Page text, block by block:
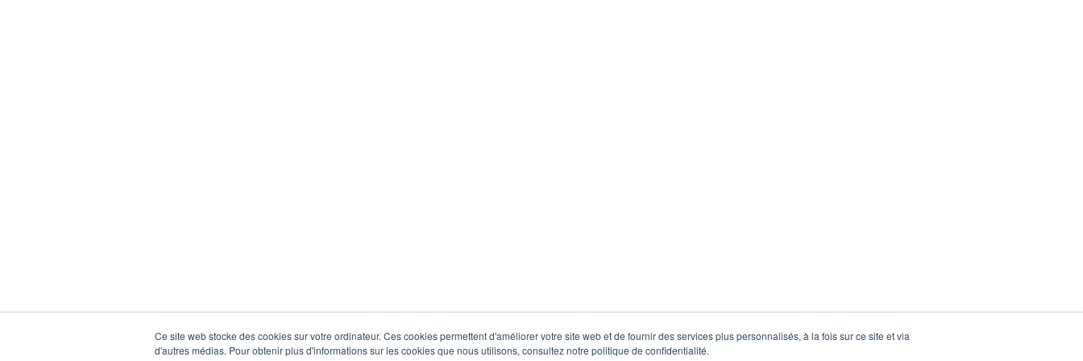
Ce site web stocke des cookies sur votre ordinateur. Ces cookies permettent d'améliorer votre site web et de fournir des services plus personnalisés, à la fois sur ce site et via
d'autres médias. Pour obtenir plus d'informations sur les cookies que nous utilisons, consultez notre politique de confidentialité.